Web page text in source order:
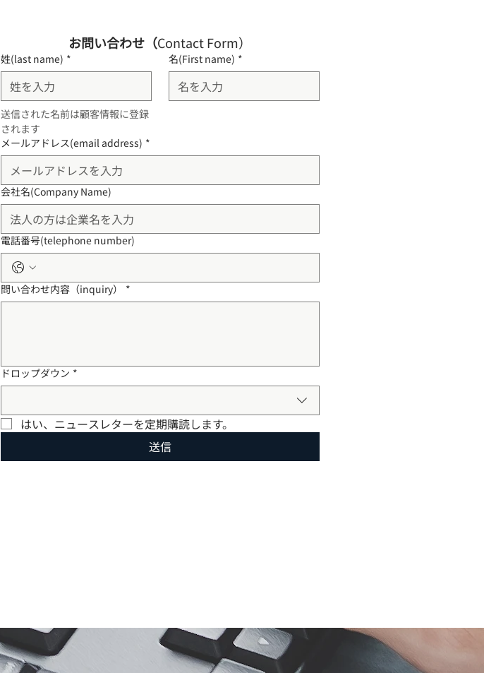
お問い合わせ（Contact Form）
姓(last name) *
送信された名前は顧客情報に登録
されます
名(First name) *
メールアドレス(email address) *
会社名(Company Name)
電話番号(telephone number)
問い合わせ内容（inquiry） *
ドロップダウン *
はい、ニュースレターを定期購読します。
送信